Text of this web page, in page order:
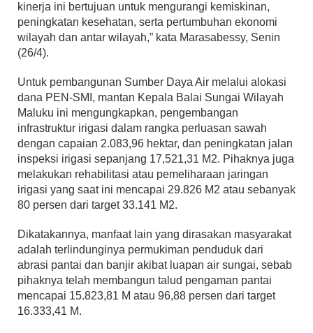
kinerja ini bertujuan untuk mengurangi kemiskinan,
peningkatan kesehatan, serta pertumbuhan ekonomi
wilayah dan antar wilayah,” kata Marasabessy, Senin
(26/4).
Untuk pembangunan Sumber Daya Air melalui alokasi
dana PEN-SMI, mantan Kepala Balai Sungai Wilayah
Maluku ini mengungkapkan, pengembangan
infrastruktur irigasi dalam rangka perluasan sawah
dengan capaian 2.083,96 hektar, dan peningkatan jalan
inspeksi irigasi sepanjang 17,521,31 M2. Pihaknya juga
melakukan rehabilitasi atau pemeliharaan jaringan
irigasi yang saat ini mencapai 29.826 M2 atau sebanyak
80 persen dari target 33.141 M2.
Dikatakannya, manfaat lain yang dirasakan masyarakat
adalah terlindunginya permukiman penduduk dari
abrasi pantai dan banjir akibat luapan air sungai, sebab
pihaknya telah membangun talud pengaman pantai
mencapai 15.823,81 M atau 96,88 persen dari target
16.333,41 M.